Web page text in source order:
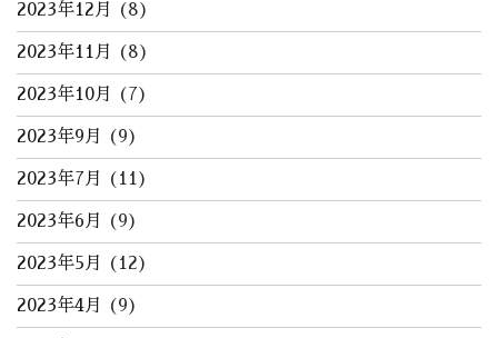
2023年12月 (8)
2023年11月 (8)
2023年10月 (7)
2023年9月 (9)
2023年7月 (11)
2023年6月 (9)
2023年5月 (12)
2023年4月 (9)